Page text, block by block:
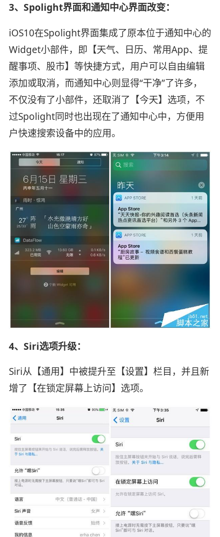
3、Spolight界面和通知中心界面改变：
iOS10在Spolight界面集成了原本位于通知中心的
Widget小部件，即【天气、日历、常用App、提
醒事项、股市】等快捷方式，用户可以自由编辑
添加或取消，而通知中心则显得“干净”了许多，
不仅没有了小部件，还取消了【今天】选项，不
过Spolight同时也出现在了通知中心中，方便用
户快速搜索设备中的应用。
4、Siri选项升级：
Siri从【通用】中被提升至【设置】栏目，并且新
增了【在锁定屏幕上访问】选项。